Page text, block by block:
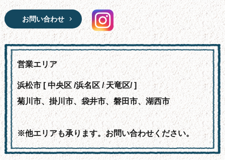
お問い合わせ
営業エリア
浜松市 [ 中央区 /浜名区 / 天竜区/ ]
菊川市、掛川市、袋井市、磐田市、湖西市
※他エリアも承ります。お問い合わせください。